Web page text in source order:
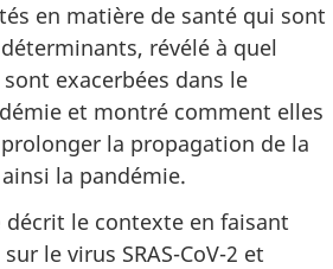
en matière de santé qui sont
révélé à quel
exacerbées dans le
et montré comment elles
la propagation de la
la pandémie.
décrit le contexte en faisant
le virus SRAS-CoV-2 et